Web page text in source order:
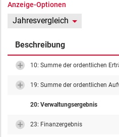
Anzeige-Optionen
Jahresvergleich
Beschreibung
10: Summe der ordentlichen
19: Summe der ordentlichen
20: Verwaltungsergebnis
23: Finanzergebnis